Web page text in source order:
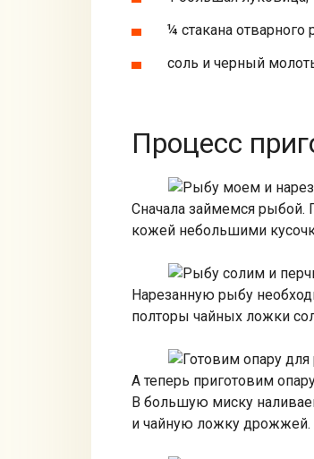
¼ стакана отварного
соль и черный
Процесс
Сначала займемся рыбой.
кожей небольшими
Нарезанную рыбу
полторы чайных ложки
А теперь приготовим
В большую миску
и чайную ложку